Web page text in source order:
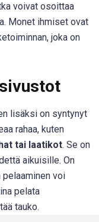
voivat osoittaa
Monet ihmiset ovat
joka on
lisäksi on syntynyt
rahaa, kuten
tai laatikot. Se on
aikuisille. On
voi
pelata
tauko.